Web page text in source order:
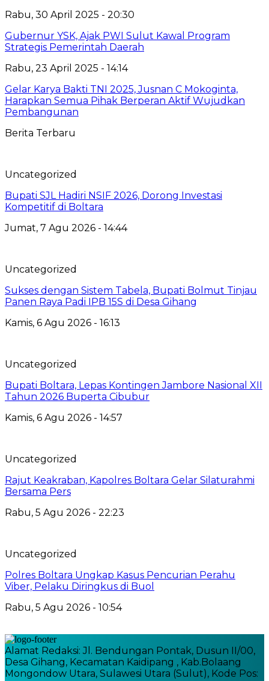
Rabu, 30 April 2025 - 20:30
Gubernur YSK, Ajak PWI Sulut Kawal Program
Strategis Pemerintah Daerah
Rabu, 23 April 2025 - 14:14
Gelar Karya Bakti TNI 2025, Jusnan C Mokoginta,
Harapkan Semua Pihak Berperan Aktif Wujudkan
Pembangunan
Berita Terbaru
Uncategorized
Bupati SJL Hadiri NSIF 2026, Dorong Investasi
Kompetitif di Boltara
Jumat, 7 Agu 2026 - 14:44
Uncategorized
Sukses dengan Sistem Tabela, Bupati Bolmut Tinjau
Panen Raya Padi IPB 15S di Desa Gihang
Kamis, 6 Agu 2026 - 16:13
Uncategorized
Bupati Boltara, Lepas Kontingen Jambore Nasional XII
Tahun 2026 Buperta Cibubur
Kamis, 6 Agu 2026 - 14:57
Uncategorized
Rajut Keakraban, Kapolres Boltara Gelar Silaturahmi
Bersama Pers
Rabu, 5 Agu 2026 - 22:23
Uncategorized
Polres Boltara Ungkap Kasus Pencurian Perahu
Viber, Pelaku Diringkus di Buol
Rabu, 5 Agu 2026 - 10:54
Alamat Redaksi: Jl. Bendungan Pontak, Dusun II/00,
Desa Gihang, Kecamatan Kaidipang , Kab.Bolaang
Mongondow Utara, Sulawesi Utara (Sulut), Kode Pos: